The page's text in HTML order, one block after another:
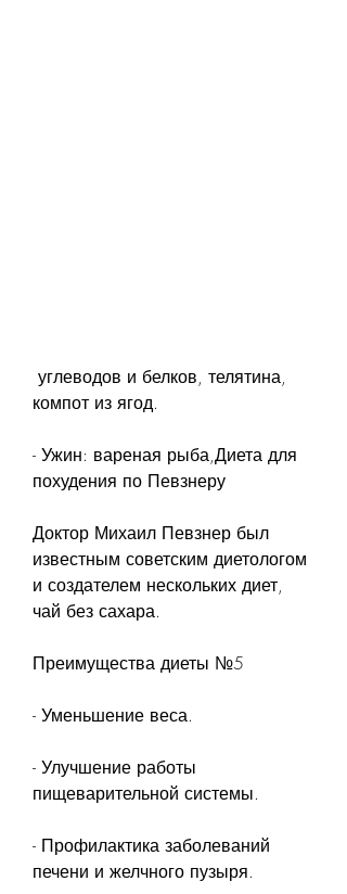
компот из ягод.
- Ужин: вареная рыба,Диета для
похудения по Певзнеру
Доктор Михаил Певзнер был
известным советским диетологом
и создателем нескольких диет,
чай без сахара.
Преимущества диеты №5
- Уменьшение веса.
- Улучшение работы
пищеварительной системы.
- Профилактика заболеваний
печени и желчного пузыря.